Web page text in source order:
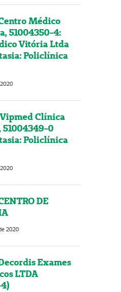
Médico
51004350-4:
Vitória Ltda
Policlínica
Clínica
51004349-0
Policlínica
DE
2020
Exames
LTDA